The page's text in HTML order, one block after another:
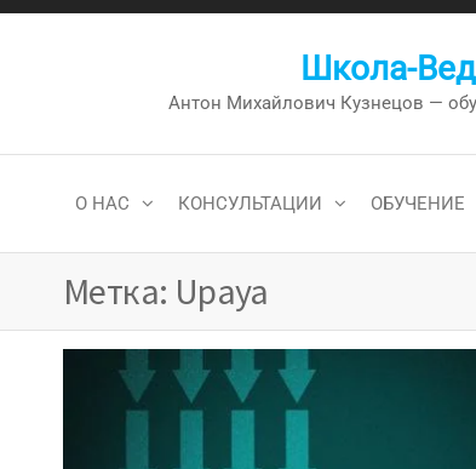
Перейти
Школа-
Антон Михайлович Кузнецов —
О НАС КОНСУЛЬТАЦИИ ОБУЧЕНИЕ
Метка: Upaya